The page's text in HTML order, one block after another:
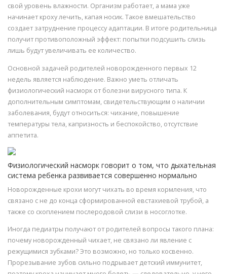
свой уровень влажности. Организм работает, а мама уже
начинает кроху лечить, капая носик. Такое вмешательство
создает затруднение процессу адаптации. В итоге родительница
получит противоположный эффект: попытки подсушить слизь
лишь будут увеличивать ее количество.
Основной задачей родителей новорожденного первых 12
недель является наблюдение. Важно уметь отличать
физиологический насморк от болезни вирусного типа. К
дополнительным симптомам, свидетельствующим о наличии
заболевания, будут относиться: чихание, повышение
температуры тела, капризность и беспокойство, отсутствие
аппетита.
Физиологический насморк говорит о том, что дыхательная
система ребенка развивается совершенно нормально
Новорожденные крохи могут чихать во время кормления, что
связано с не до конца сформированной евстахиевой трубой, а
также со скоплением послеродовой слизи в носоглотке.
Иногда педиатры получают от родителей вопросы такого плана:
почему новорожденный чихает, не связано ли явление с
режущимися зубками? Это возможно, но только косвенно.
Прорезывание зубов сильно подрывает детский иммунитет,